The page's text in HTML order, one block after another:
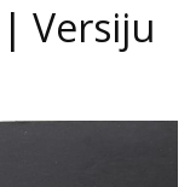
Versiju